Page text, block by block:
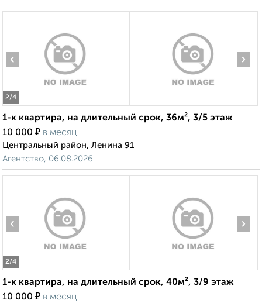
2/4
‹ ›
1-к квартира, на длительный срок, 36м², 3/5 этаж
10 000 ₽ в месяц
Центральный район, Ленина 91
Агентство, 06.08.2026
2/4
‹ ›
1-к квартира, на длительный срок, 40м², 3/9 этаж
10 000 ₽ в месяц